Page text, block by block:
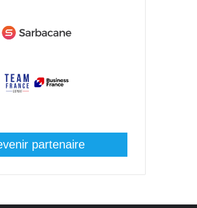
partenaire